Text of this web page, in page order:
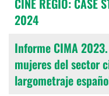
CINE REGIO: CASE
2024
Informe CIMA
mujeres del sector
largometraje